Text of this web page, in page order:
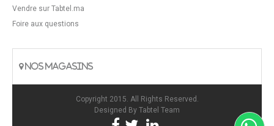
Vendre sur Tabtel.ma
Foire aux questions
NOS MAGASINS
Copyright 2015. All Rights Reserved.
Designed By Tabtel Team